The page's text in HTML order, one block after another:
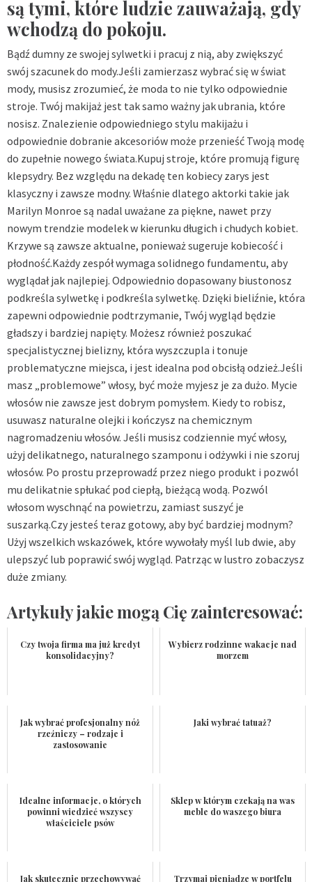
są tymi, które ludzie zauważają, gdy
wchodzą do pokoju.
Bądź dumny ze swojej sylwetki i pracuj z nią, aby zwiększyć
swój szacunek do mody.Jeśli zamierzasz wybrać się w świat
mody, musisz zrozumieć, że moda to nie tylko odpowiednie
stroje. Twój makijaż jest tak samo ważny jak ubrania, które
nosisz. Znalezienie odpowiedniego stylu makijażu i
odpowiednie dobranie akcesoriów może przenieść Twoją modę
do zupełnie nowego świata.Kupuj stroje, które promują figurę
klepsydry. Bez względu na dekadę ten kobiecy zarys jest
klasyczny i zawsze modny. Właśnie dlatego aktorki takie jak
Marilyn Monroe są nadal uważane za piękne, nawet przy
nowym trendzie modelek w kierunku długich i chudych kobiet.
Krzywe są zawsze aktualne, ponieważ sugeruje kobiecość i
płodność.Każdy zespół wymaga solidnego fundamentu, aby
wyglądał jak najlepiej. Odpowiednio dopasowany biustonosz
podkreśla sylwetkę i podkreśla sylwetkę. Dzięki bieliźnie, która
zapewni odpowiednie podtrzymanie, Twój wygląd będzie
gładszy i bardziej napięty. Możesz również poszukać
specjalistycznej bielizny, która wyszczupla i tonuje
problematyczne miejsca, i jest idealna pod obcisłą odzież.Jeśli
masz „problemowe” włosy, być może myjesz je za dużo. Mycie
włosów nie zawsze jest dobrym pomysłem. Kiedy to robisz,
usuwasz naturalne olejki i kończysz na chemicznym
nagromadzeniu włosów. Jeśli musisz codziennie myć włosy,
użyj delikatnego, naturalnego szamponu i odżywki i nie szoruj
włosów. Po prostu przeprowadź przez niego produkt i pozwól
mu delikatnie spłukać pod ciepłą, bieżącą wodą. Pozwól
włosom wyschnąć na powietrzu, zamiast suszyć je
suszarką.Czy jesteś teraz gotowy, aby być bardziej modnym?
Użyj wszelkich wskazówek, które wywołały myśl lub dwie, aby
ulepszyć lub poprawić swój wygląd. Patrząc w lustro zobaczysz
duże zmiany.
Artykuły jakie mogą Cię zainteresować:
Czy twoja firma ma już kredyt
konsolidacyjny?
Wybierz rodzinne wakacje nad
morzem
Jak wybrać profesjonalny nóż
rzeźniczy – rodzaje i
zastosowanie
Jaki wybrać tatuaż?
Idealne informacje, o których
powinni wiedzieć wszyscy
właściciele psów
Sklep w którym czekają na was
meble do waszego biura
Jak skutecznie przechowywać
Trzymaj pieniądze w portfelu